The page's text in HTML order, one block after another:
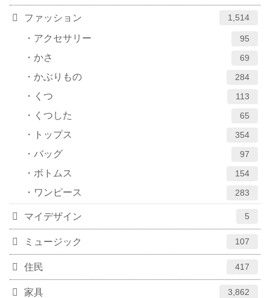
ファッション 1,514
アクセサリー 95
かさ 69
かぶりもの 284
くつ 113
くつした 65
トップス 354
バッグ 97
ボトムス 154
ワンピース 283
マイデザイン 5
ミュージック 107
住民 417
家具 3,862